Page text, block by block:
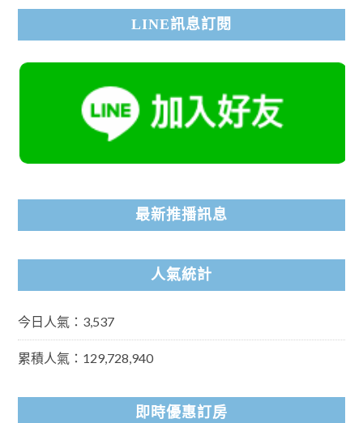
LINE訊息訂閱
最新推播訊息
人氣統計
今日人氣：3,537
累積人氣：129,728,940
即時優惠訂房